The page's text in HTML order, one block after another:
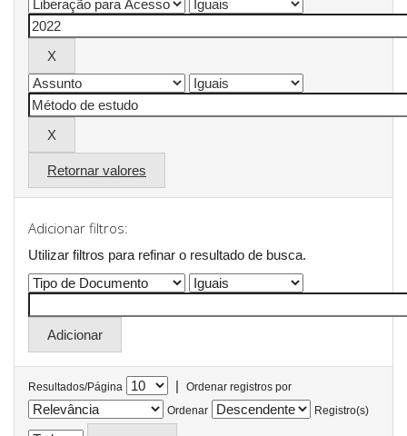
Retornar valores
Adicionar filtros:
Utilizar filtros para refinar o resultado de busca.
Resultados/Página |
Ordenar registros por
Ordenar
Registro(s)